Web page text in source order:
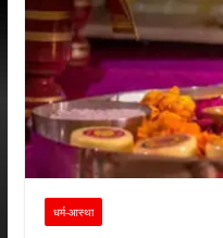
धर्म-आस्था